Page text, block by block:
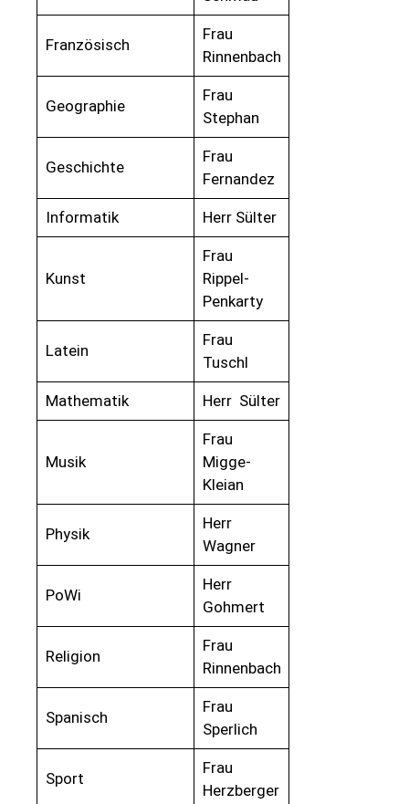
Französisch
Frau
Rinnenbach
Geographie
Frau
Stephan
Geschichte
Frau
Fernandez
Informatik Herr Sülter
Kunst
Frau
Rippel-
Penkarty
Latein
Frau
Tuschl
Mathematik Herr Sülter
Musik
Frau
Migge-
Kleian
Physik
Herr
Wagner
PoWi
Herr
Gohmert
Religion
Frau
Rinnenbach
Spanisch
Frau
Sperlich
Sport
Frau
Herzberger